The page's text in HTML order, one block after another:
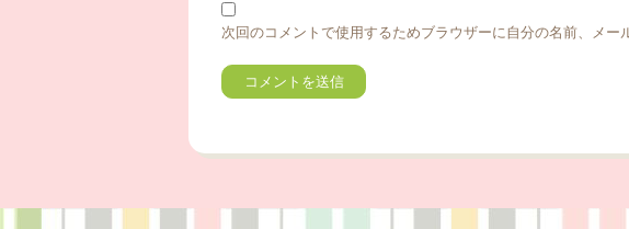
次回のコメントで使用するためブラウザーに自分の名前、メー